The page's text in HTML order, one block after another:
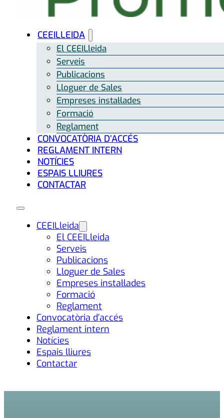
CEEILLEIDA
El CEEILleida
Serveis
Publicacions
Lloguer de Sales
Empreses instal·lades
Formació
Reglament
CONVOCATÒRIA D’ACCÉS
REGLAMENT INTERN
NOTÍCIES
ESPAIS LLIURES
CONTACTAR
CEEILleida
El CEEILleida
Serveis
Publicacions
Lloguer de Sales
Empreses instal·lades
Formació
Reglament
Convocatòria d’accés
Reglament intern
Notícies
Espais lliures
Contactar